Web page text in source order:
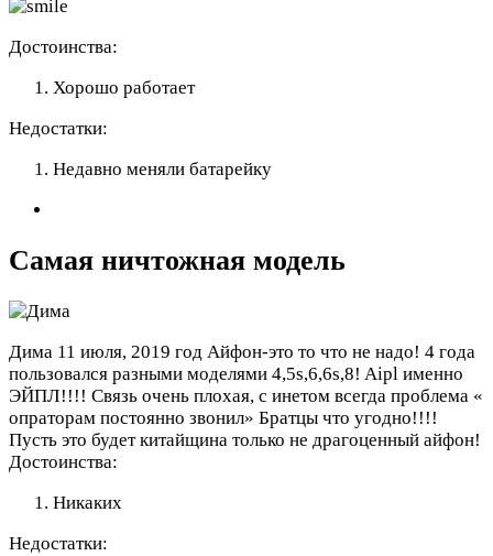
Достоинства:
Хорошо работает
Недостатки:
Недавно меняли батарейку
Самая ничтожная модель
Дима 11 июля, 2019 год Айфон-это то что не надо! 4 года
пользовался разными моделями 4,5s,6,6s,8! Aipl именно
ЭЙПЛ!!!! Связь очень плохая, с инетом всегда проблема «
опраторам постоянно звонил» Братцы что угодно!!!!
Пусть это будет китайщина только не драгоценный айфон!
Достоинства:
Никаких
Недостатки: